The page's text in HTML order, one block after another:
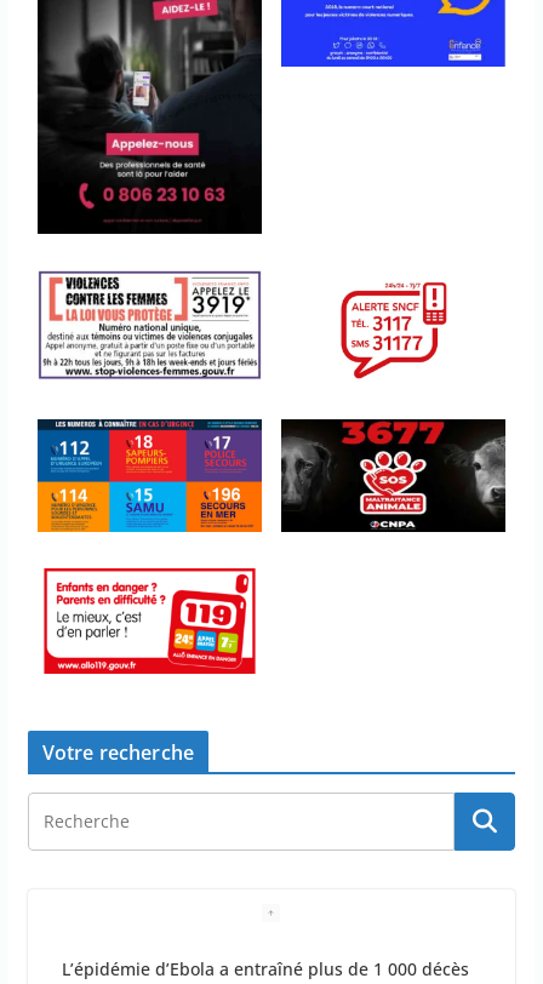
Votre recherche
L’épidémie d’Ebola a entraîné plus de 1 000 décès